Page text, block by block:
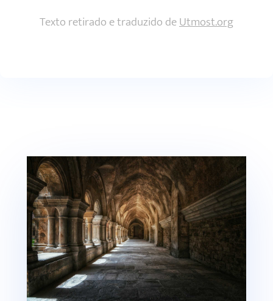
Texto retirado e traduzido deUtmost.org